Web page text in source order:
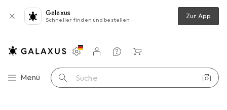
Galaxus
Schneller finden und bestellen Zur App
Navigation nach Kategorien
Menü Suche
Einstellungen
Kundenkonto
Vergleichslisten
Merklisten
Warenkorb